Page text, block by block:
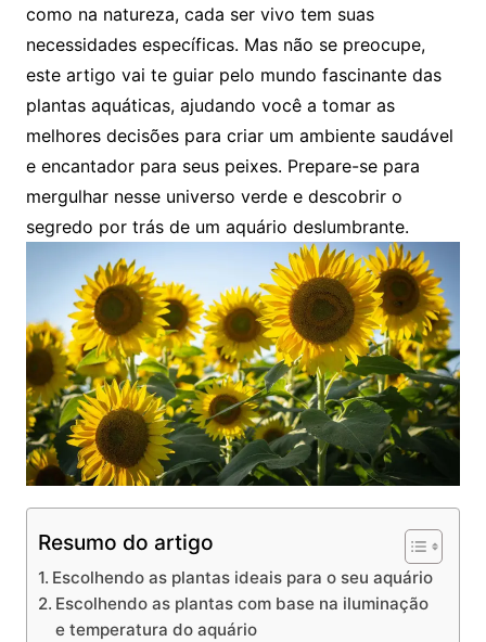
como na natureza, ⁤cada ‌ser vivo tem suas
necessidades específicas. ⁤Mas não ⁢se preocupe,
este‌ artigo vai te guiar pelo mundo fascinante das⁢
plantas aquáticas, ajudando você ‍a tomar as
‍melhores ‍decisões para criar um ambiente ‍saudável
⁢e encantador para seus peixes. Prepare-se‍ para
mergulhar ‍nesse​ universo verde ‍e ⁢descobrir⁢ o
segredo por trás de um aquário deslumbrante.
Resumo do artigo
Escolhendo as plantas ideais para o seu aquário
Escolhendo ⁣as plantas‌ com base na iluminação ​
e temperatura do aquário